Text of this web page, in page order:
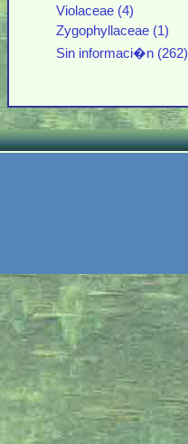
Violaceae (4)
Zygophyllaceae (1)
Sin informaci�n (262)